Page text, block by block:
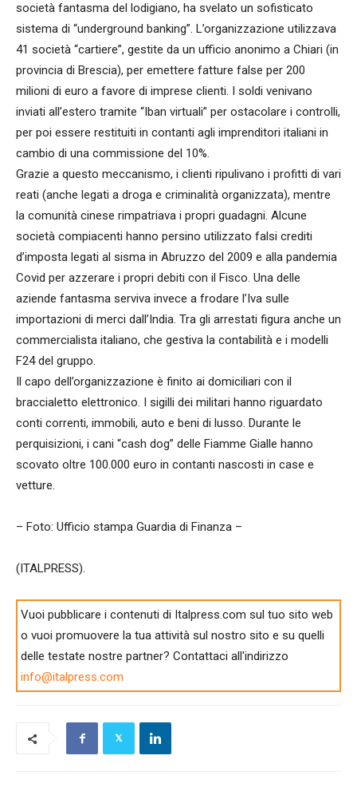
società fantasma del lodigiano, ha svelato un sofisticato
sistema di “underground banking”. L’organizzazione utilizzava
41 società “cartiere”, gestite da un ufficio anonimo a Chiari (in
provincia di Brescia), per emettere fatture false per 200
milioni di euro a favore di imprese clienti. I soldi venivano
inviati all’estero tramite “Iban virtuali” per ostacolare i controlli,
per poi essere restituiti in contanti agli imprenditori italiani in
cambio di una commissione del 10%.
Grazie a questo meccanismo, i clienti ripulivano i profitti di vari
reati (anche legati a droga e criminalità organizzata), mentre
la comunità cinese rimpatriava i propri guadagni. Alcune
società compiacenti hanno persino utilizzato falsi crediti
d’imposta legati al sisma in Abruzzo del 2009 e alla pandemia
Covid per azzerare i propri debiti con il Fisco. Una delle
aziende fantasma serviva invece a frodare l’Iva sulle
importazioni di merci dall’India. Tra gli arrestati figura anche un
commercialista italiano, che gestiva la contabilità e i modelli
F24 del gruppo.
Il capo dell’organizzazione è finito ai domiciliari con il
braccialetto elettronico. I sigilli dei militari hanno riguardato
conti correnti, immobili, auto e beni di lusso. Durante le
perquisizioni, i cani “cash dog” delle Fiamme Gialle hanno
scovato oltre 100.000 euro in contanti nascosti in case e
vetture.
– Foto: Ufficio stampa Guardia di Finanza –
(ITALPRESS).
Vuoi pubblicare i contenuti di Italpress.com sul tuo sito web
o vuoi promuovere la tua attività sul nostro sito e su quelli
delle testate nostre partner? Contattaci all'indirizzo
info@italpress.com